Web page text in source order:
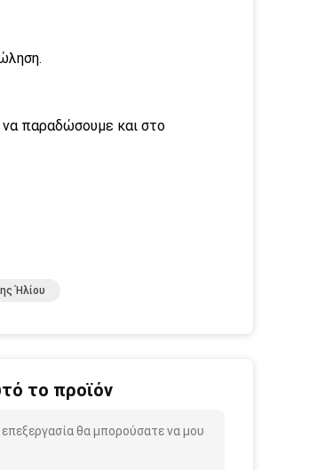
να παραδώσουμε και στο
Ήλίου
το προϊόν
θα μπορούσατε να μου